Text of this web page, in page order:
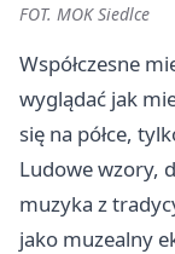
FOT. MOK Siedlce
Współczesne
wyglądać jak
się na półce,
Ludowe wzory,
muzyka z
jako muzealny